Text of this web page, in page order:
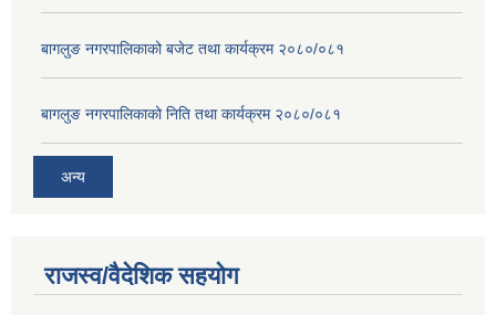
बागलुङ नगरपालिकाको बजेट तथा कार्यक्रम २०८०/०८१
बागलुङ नगरपालिकाको निति तथा कार्यक्रम २०८०/०८१
अन्य
राजस्व/वैदेशिक सहयोग